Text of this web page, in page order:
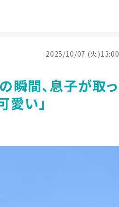
2025/10/07 (火)13:00
瞬間、息子が取っ
愛い」